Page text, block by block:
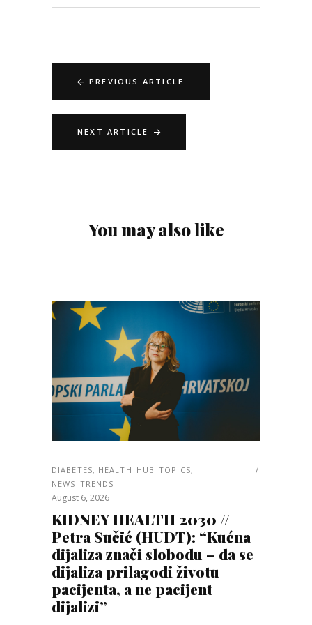
PREVIOUS ARTICLE
NEXT ARTICLE
You may also like
DIABETES, HEALTH_HUB_TOPICS,
NEWS_TRENDS
August 6, 2026
KIDNEY HEALTH 2030 //
Petra Sučić (HUDT): “Kućna
dijaliza znači slobodu – da se
dijaliza prilagodi životu
pacijenta, a ne pacijent
dijalizi”